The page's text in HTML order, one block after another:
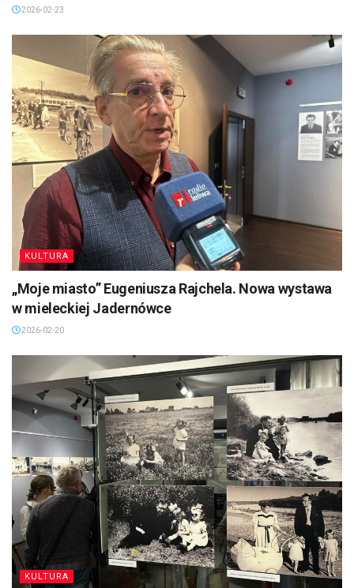
2026-02-23
KULTURA
„Moje miasto” Eugeniusza Rajchela. Nowa wystawa
w mieleckiej Jadernówce
2026-02-20
KULTURA